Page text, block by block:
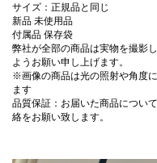
サイズ：正規品と同じ
新品 未使用品
付属品 保存袋
弊社が全部の商品は実物を撮影
ようお願い申し上げます。
※画像の商品は光の照射や角度
ます
品質保証：お届いた商品につい
絡をお願い致します。